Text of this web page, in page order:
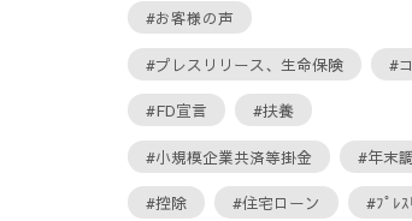
#お客様の声
#プレスリリース、生命保険 #
#FD宣言 #扶養
#小規模企業共済等掛金 #年末
#控除 #住宅ローン #ﾌﾟﾚｽ